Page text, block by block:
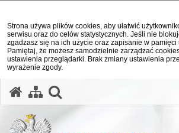
Strona używa plików cookies, aby ułatwić
serwisu oraz do celów statystycznych. Jeśli nie
zgadzasz się na ich użycie oraz zapisanie w pamięci
Pamiętaj, że możesz samodzielnie zarządzać
ustawienia przeglądarki. Brak zmiany ustawienia
wyrażenie zgody.